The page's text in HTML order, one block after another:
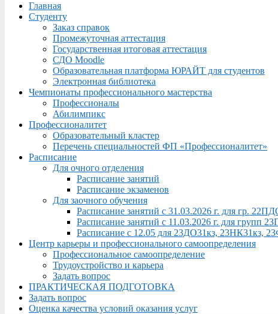
Menu
Главная
Студенту
Заказ справок
Промежуточная аттестация
Государственная итоговая аттестация
СДО Moodle
Образовательная платформа ЮРАЙТ для студентов
Электронная библиотека
Чемпионаты профессионального мастерства
Профессионалы
Абилимпикс
Профессионалитет
Образовательный кластер
Перечень специальностей ФП «Профессионалитет»
Расписание
Для очного отделения
Расписание занятий
Расписание экзаменов
Для заочного обучения
Расписание занятий с 31.03.2026 г. для гр.
Расписание занятий с 11.03.2026 г. для групп
Расписание с 12.05 для 23ДО31кз, 23НК31кз,
Центр карьеры и профессионального самоопределения
Профессиональное самоопределение
Трудоустройство и карьера
Задать вопрос
ПРАКТИЧЕСКАЯ ПОДГОТОВКА
Задать вопрос
Оценка качества условий оказания услуг